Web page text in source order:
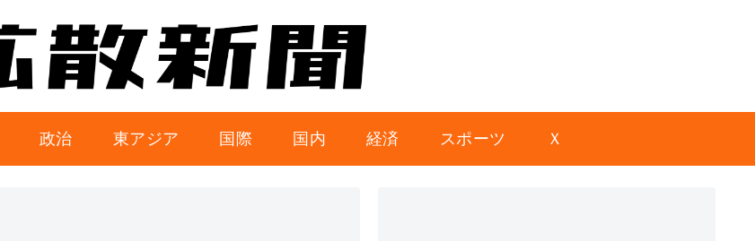
政治 東アジア 国際 国内 経済 スポーツ Ｘ